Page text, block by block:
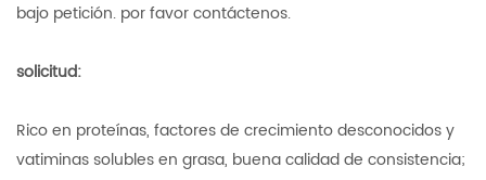
bajo petición. por favor contáctenos.
solicitud:
Rico en proteínas, factores de crecimiento desconocidos y
vatiminas solubles en grasa, buena calidad de consistencia;